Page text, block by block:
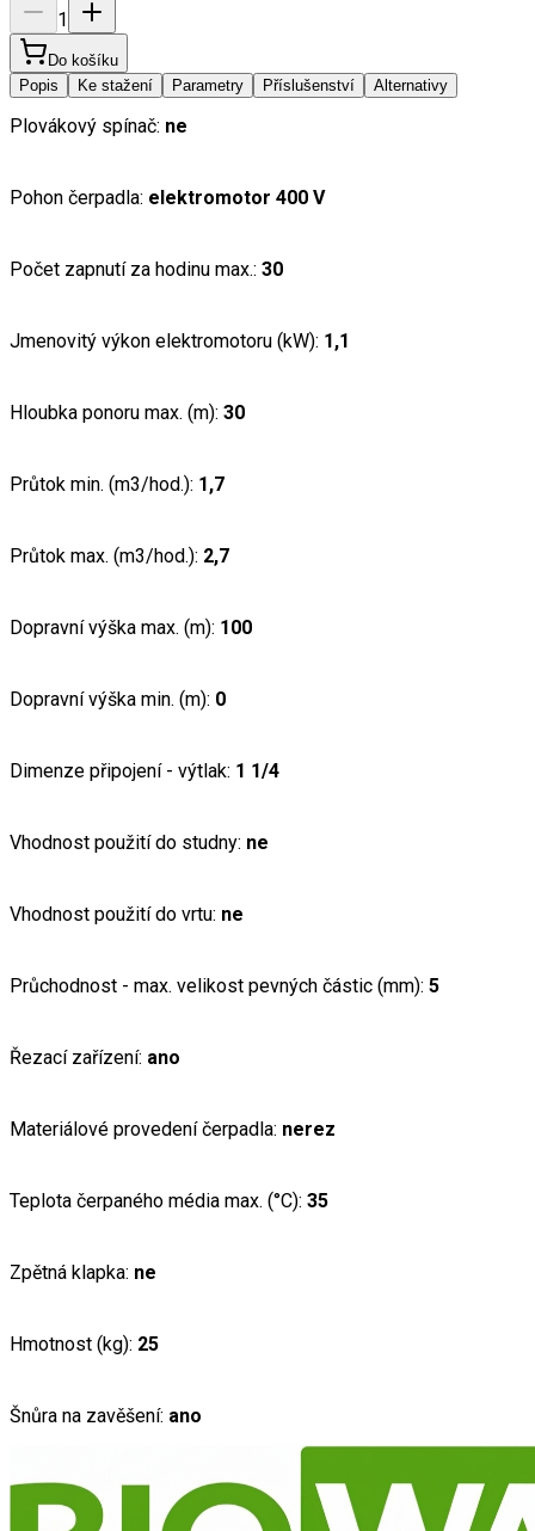
1
Do košíku
Popis
Ke stažení Parametry Příslušenství Alternativy
Plovákový spínač: ne
Pohon čerpadla: elektromotor 400 V
Počet zapnutí za hodinu max.: 30
Jmenovitý výkon elektromotoru (kW): 1,1
Hloubka ponoru max. (m): 30
Průtok min. (m3/hod.): 1,7
Průtok max. (m3/hod.): 2,7
Dopravní výška max. (m): 100
Dopravní výška min. (m): 0
Dimenze připojení - výtlak: 1 1/4
Vhodnost použití do studny: ne
Vhodnost použití do vrtu: ne
Průchodnost - max. velikost pevných částic (mm): 5
Řezací zařízení: ano
Materiálové provedení čerpadla: nerez
Teplota čerpaného média max. (°C): 35
Zpětná klapka: ne
Hmotnost (kg): 25
Šnůra na zavěšení: ano